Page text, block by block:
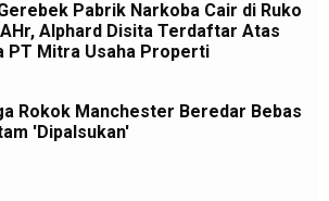
Pabrik Narkoba Cair di Ruko
Alphard Disita Terdaftar Atas
PT Mitra Usaha Properti
Rokok Manchester Beredar Bebas
'Dipalsukan'